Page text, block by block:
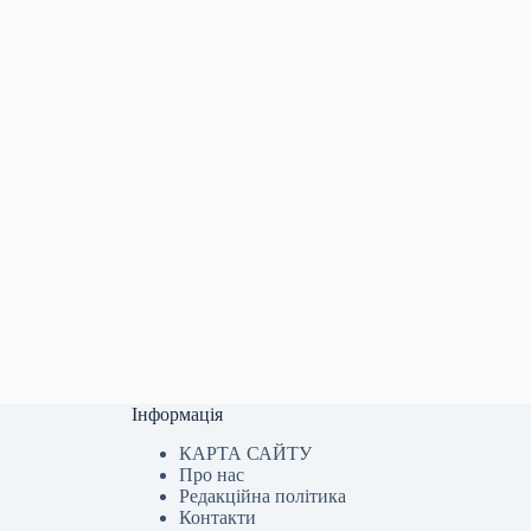
Інформація
КАРТА САЙТУ
Про нас
Редакційна політика
Контакти